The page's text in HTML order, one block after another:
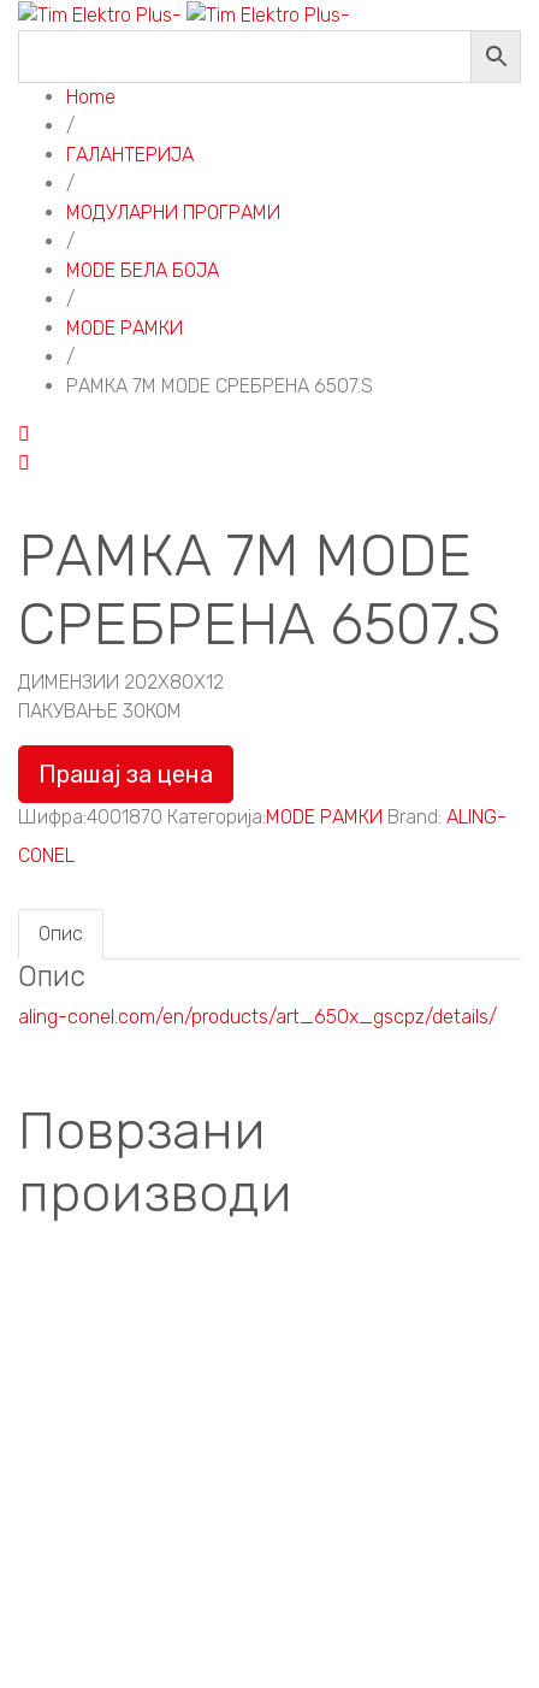
Home
/
ГАЛАНТЕРИЈА
/
МОДУЛАРНИ ПРОГРАМИ
/
MODE БЕЛА БОЈА
/
MODE РАМКИ
/
РАМКА 7M MODE СРЕБРЕНА 6507.S
РАМКА 7M MODE
СРЕБРЕНА 6507.S
ДИМЕНЗИИ 202X80X12
ПАКУВАЊЕ 30КОМ
Прашај за цена
Шифра:4001870 Категорија:MODE РАМКИ Brand: ALING-
CONEL
Опис
Опис
aling-conel.com/en/products/art_650x_gscpz/details/
Поврзани
производи